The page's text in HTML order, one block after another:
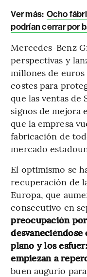
Ver más: Ocho
podrían cerrar por
Mercedes-Benz
perspectivas y
millones de
costes para
que las ventas de
signos de mejora
que la empresa
fabricación de
mercado
El optimismo se
recuperación de
Europa, que
consecutivo en
preocupación
desvaneciéndose
plano y los
empiezan a
buen augurio